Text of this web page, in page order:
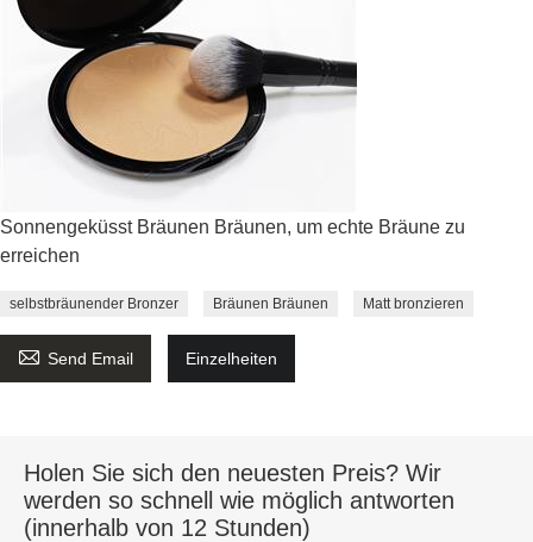
Sonnengeküsst Bräunen Bräunen, um echte Bräune zu
erreichen
selbstbräunender Bronzer Bräunen Bräunen Matt bronzieren
 Send Email Einzelheiten
Holen Sie sich den neuesten Preis? Wir
werden so schnell wie möglich antworten
(innerhalb von 12 Stunden)